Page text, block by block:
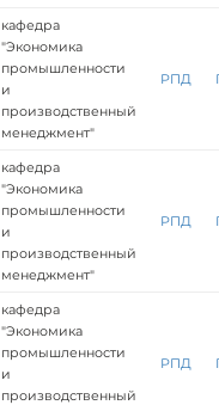
кафедра
"Экономика
промышленности
и
производственный
менеджмент"
РПД
кафедра
"Экономика
промышленности
и
производственный
менеджмент"
РПД
кафедра
"Экономика
промышленности
и
производственный
РПД